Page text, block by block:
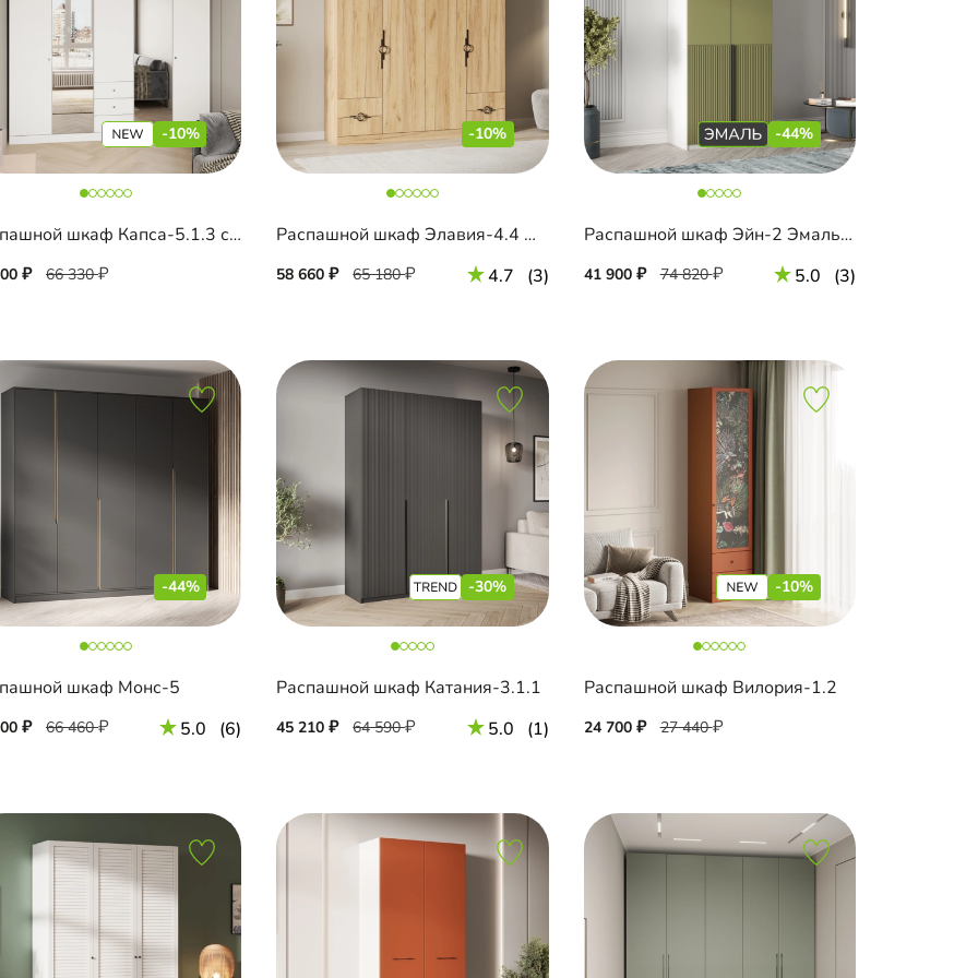
-10%
Распашной шкаф Капса-5.1.3 с зеркалом
66 330
-10%
Распашной шкаф Элавия-4.4 Премиум
58 660 65 180 4.7 (3)
-44%
Распашной шкаф Эйн-2 Эмаль Декор 1
41 900 74 820 5.0 (3)
-44%
шкаф Монс-5
66 460 5.0 (6)
-30%
Распашной шкаф Катания-3.1.1
45 210 64 590 5.0 (1)
-10%
Распашной шкаф Вилория-1.2
24 700 27 440